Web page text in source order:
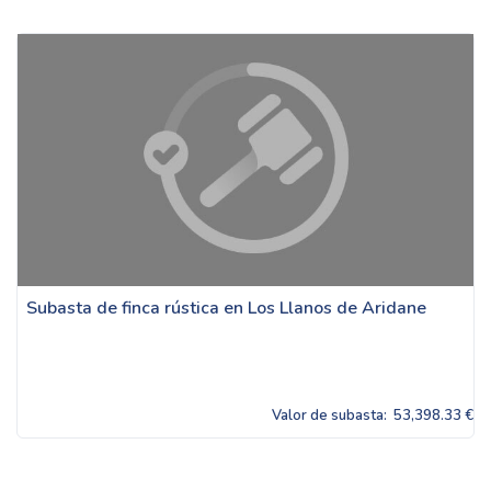
Subasta de finca rústica en Los Llanos de Aridane
Valor de subasta: 53,398.33 €